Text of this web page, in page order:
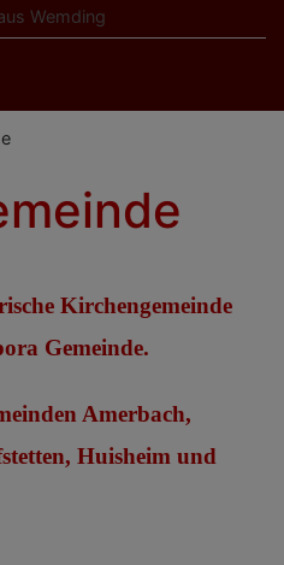
Wemding
Kirchengemeinde
Gemeinde.
Amerbach,
Huisheim und